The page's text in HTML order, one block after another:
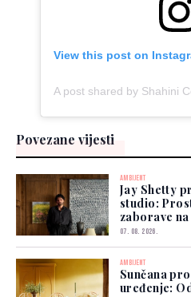
View this post on
A post shared by Shahini
Povezane vijesti
AMBIJENT
Jay Shetty
studio:
zaborave
07. 08. 2026.
AMBIJENT
Sunčana
uređenje: